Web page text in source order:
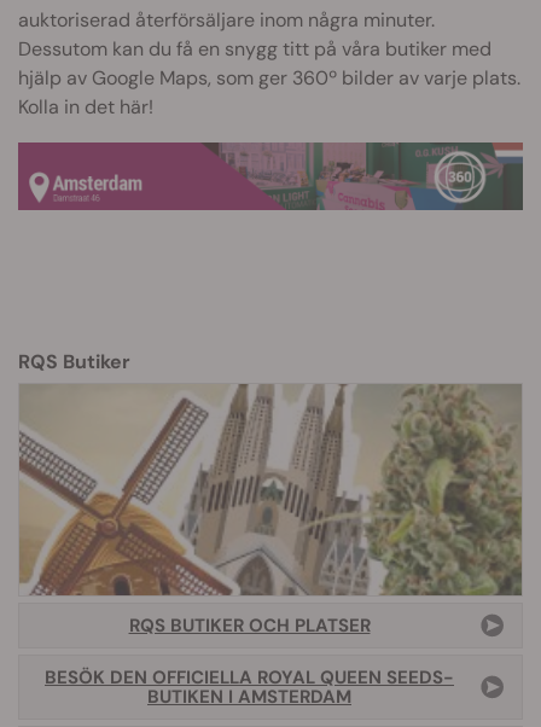
auktoriserad återförsäljare inom några minuter.
Dessutom kan du få en snygg titt på våra butiker med
hjälp av Google Maps, som ger 360º bilder av varje plats.
Kolla in det här!
RQS Butiker
RQS BUTIKER OCH PLATSER
BESÖK DEN OFFICIELLA ROYAL QUEEN SEEDS-
BUTIKEN I AMSTERDAM